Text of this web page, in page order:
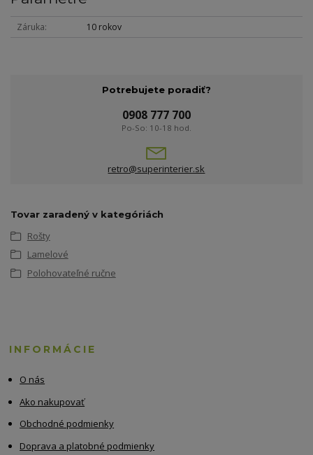
Záruka 10 rokov
Potrebujete poradiť?
0908 777 700
Po-So: 10-18 hod.
retro@superinterier.sk
Tovar zaradený v kategóriách
Rošty
Lamelové
Polohovateľné ručne
INFORMÁCIE
O nás
Ako nakupovať
Obchodné podmienky
Doprava a platobné podmienky